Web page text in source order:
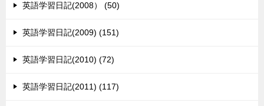
英語学習日記(2008） (50)
英語学習日記(2009) (151)
英語学習日記(2010) (72)
英語学習日記(2011) (117)